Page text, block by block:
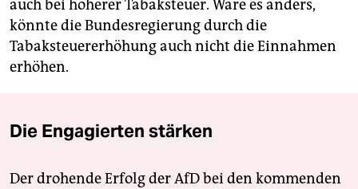
auch bei höherer Tabaksteuer. Wäre es anders,
könnte die Bundesregierung durch die
Tabaksteuererhöhung auch nicht die Einnahmen
erhöhen.
Die Engagierten stärken
Der drohende Erfolg der AfD bei den kommenden